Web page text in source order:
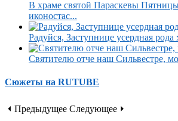
В храме святой Параскевы
иконостас...
Радуйся, Заступнице усердная рода
Святителю отче наш Сильвестре,
Сюжеты на RUTUBE
⏴ Предыдущее Следующее ⏵